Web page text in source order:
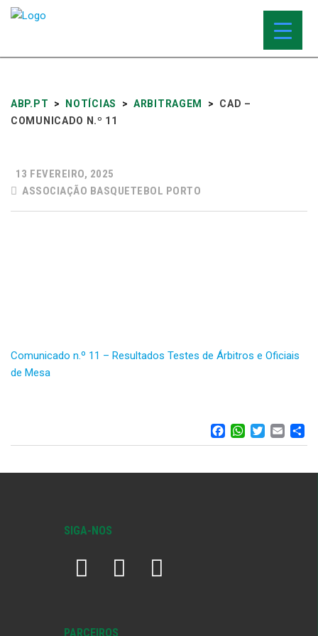
ABP.PT > NOTÍCIAS > ARBITRAGEM >
CAD –
COMUNICADO N.º 11
13 FEVEREIRO, 2025
ASSOCIAÇÃO BASQUETEBOL PORTO
Comunicado n.º 11 – Resultados Testes de Árbitros e Oficiais
de Mesa
SIGA-NOS
PARCEIROS